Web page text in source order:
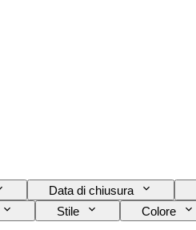
Data di chiusura
Stile Colore